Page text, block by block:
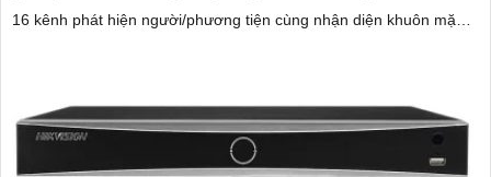
16 kênh phát hiện người/phương tiện cùng nhận diện khuôn mặt